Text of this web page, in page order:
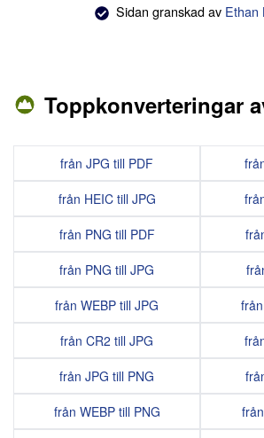
Sidan granskad av Ethan
Toppkonverteringar
från JPG till PDF
från HEIC till JPG
från PNG till PDF
från PNG till JPG
från WEBP till JPG
från CR2 till JPG
från JPG till PNG
från WEBP till PNG